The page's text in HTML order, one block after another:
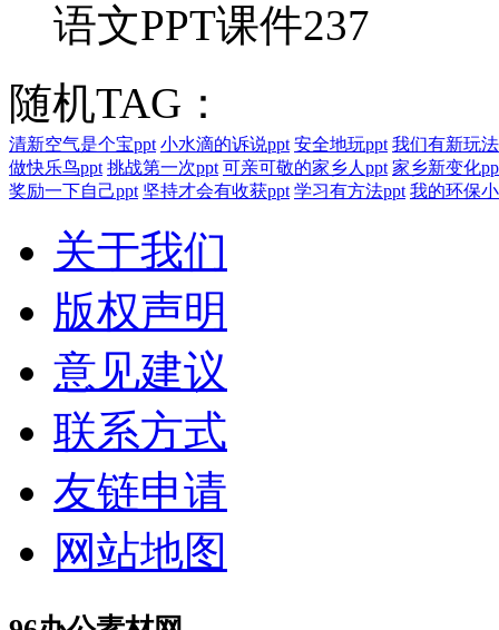
语文PPT课件237
随机TAG：
清新空气是个宝ppt 小水滴的诉说ppt 安全地玩ppt 我们有新玩
做快乐鸟ppt 挑战第一次ppt 可亲可敬的家乡人ppt 家乡新变化
奖励一下自己ppt 坚持才会有收获ppt 学习有方法ppt 我的环保
关于我们
版权声明
意见建议
联系方式
友链申请
网站地图